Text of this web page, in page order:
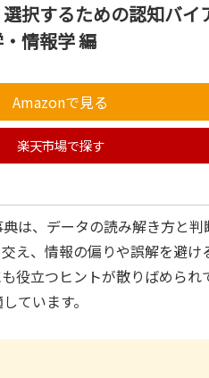
択するための認知バイ
情報学 編
Amazonで見る
楽天市場で探す
は、データの読み解き方と
え、情報の偏りや誤解を避
役立つヒントが散りばめら
ています。